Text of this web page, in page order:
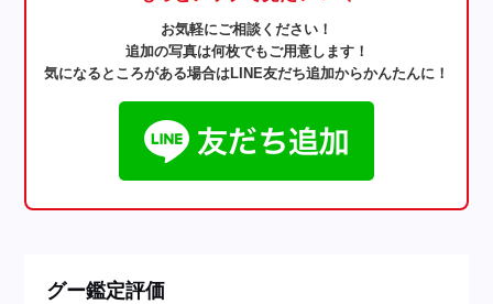
お気軽にご相談ください！
追加の写真は何枚でもご用意します！
気になるところがある場合はLINE友だち追加からかんたんに！
グー鑑定評価